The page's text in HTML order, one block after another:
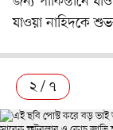
যাওয়া নাহিদকে
২ / ৭